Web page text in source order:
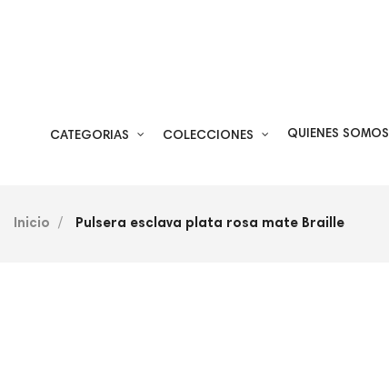
CATEGORIAS COLECCIONES QUIENES SOMOS
Inicio Pulsera esclava plata rosa mate Braille